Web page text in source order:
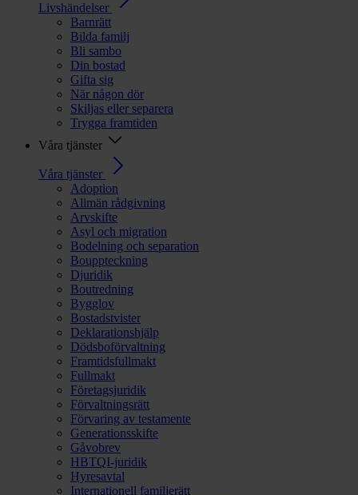
Livshändelser
Barnrätt
Bilda familj
Bli sambo
Din bostad
Gifta sig
När någon dör
Skiljas eller separera
Trygga framtiden
Våra tjänster
Våra tjänster
Adoption
Allmän rådgivning
Arvskifte
Asyl och migration
Bodelning och separation
Bouppteckning
Djuridik
Boutredning
Bygglov
Bostadstvister
Deklarationshjälp
Dödsboförvaltning
Framtidsfullmakt
Fullmakt
Företagsjuridik
Förvaltningsrätt
Förvaring av testamente
Generationsskifte
Gåvobrev
HBTQI-juridik
Hyresavtal
Internationell familjerätt